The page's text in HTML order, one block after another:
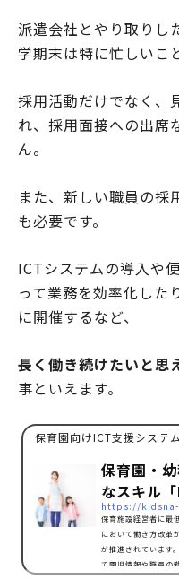
派遣会社とやり取りし
学期末は特に忙しいこ
採用活動だけでなく、
れ、採用面接への出席
ん。
また、新しい職員の採
も必要です。
ICTシステムの導入や
って業務を効率化した
に開催するなど、
長く働き続けたいと思
事といえます。
保育園向けICT支援システ
保育園・
なスキル
保育施設経営者に最
において働き方改革
が推進されています
て園児情報や職員の